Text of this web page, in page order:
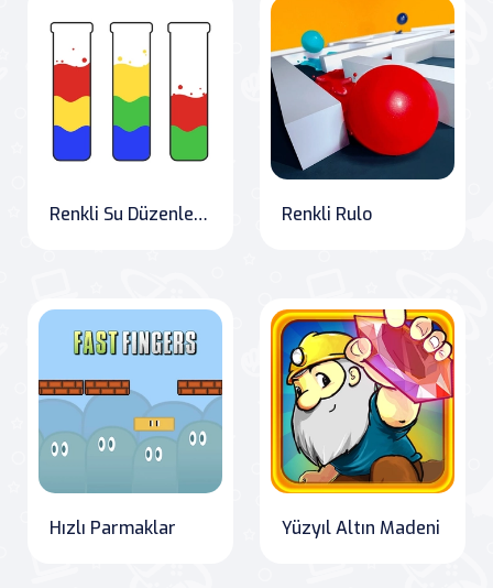
Renkli Su Düzenleme Bulmaca Oyunu Renkli Rulo
Hızlı Parmaklar Yüzyıl Altın Madeni